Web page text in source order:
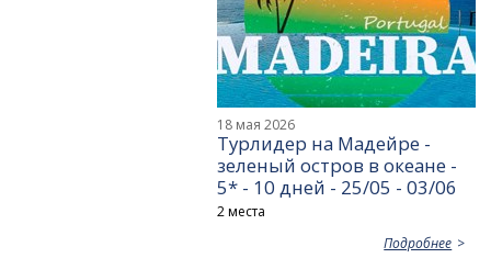
18 мая 2026
Турлидер на Мадейре -
зеленый остров в океане -
5* - 10 дней - 25/05 - 03/06
2 места
Подробнее